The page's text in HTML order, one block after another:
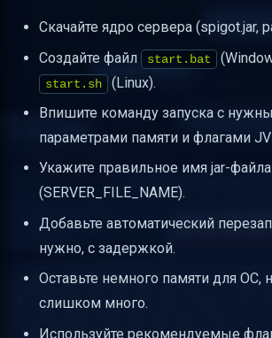
Скачайте ядро сервера (spigot.jar,
Создайте файл
start.bat
start.sh
(Linux).
Впишите команду запуска с
параметрами памяти и флагами
Укажите правильное имя jar-файла
(SERVER_FILE_NAME).
Добавьте автоматический
нужно, с задержкой.
Оставьте немного памяти для ОС,
слишком много.
Используйте рекомендуемые